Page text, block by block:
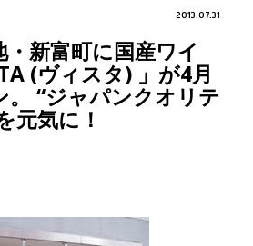
2013.07.31
新富町に国産ワイ
(ヴィスタ) 」が4月
。 “ジャパンクオリテ
元気に！